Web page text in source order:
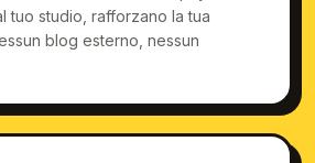
tuo studio, rafforzano la tua
blog esterno, nessun